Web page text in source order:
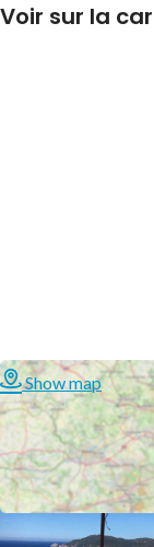
Voir sur la
Show map
MARECOTTES